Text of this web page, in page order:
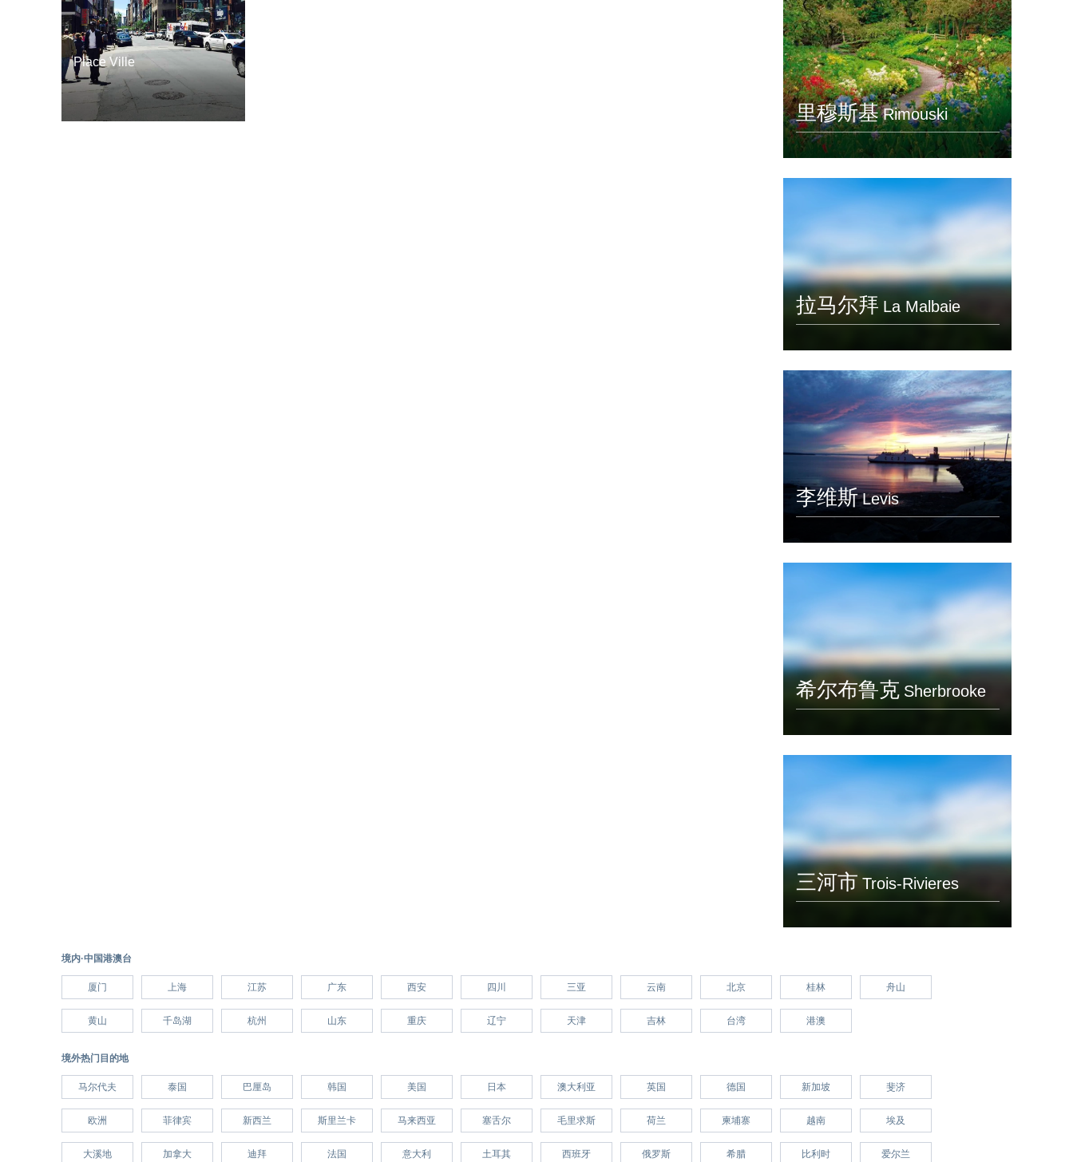
Place Ville
里穆斯基 Rimouski
拉马尔拜 La Malbaie
李维斯 Levis
希尔布鲁克 Sherbrooke
三河市 Trois-Rivieres
境内·中国港澳台
厦门 上海 江苏 广东 西安 四川 三亚 云南 北京 桂林 舟山
黄山 千岛湖 杭州 山东 重庆 辽宁 天津 吉林 台湾 港澳
境外热门目的地
马尔代夫 泰国 巴厘岛 韩国 美国 日本 澳大利亚 英国 德国 新加坡 斐济
欧洲 菲律宾 新西兰 斯里兰卡 马来西亚 塞舌尔 毛里求斯 荷兰 柬埔寨 越南 埃及
大溪地 加拿大 迪拜 法国 意大利 土耳其 西班牙 俄罗斯 希腊 比利时 爱尔兰